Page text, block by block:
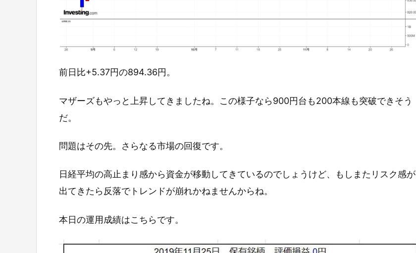
前日比+5.37円の894.36円。
マザーズもやっと上昇してきましたね。この様子なら900円台も200本線も突破できそう
だ。
問題はその先。さらなる市場の回復です。
日経平均の高止まり感から資金が移動してきているのでしょうけど、もしまたリスク感が
出てきたら反落でトレンドが崩れかねませんからね。
本日の運用成績はこちらです。